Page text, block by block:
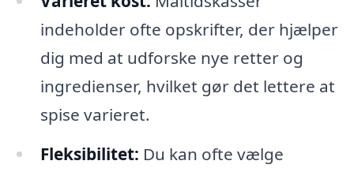
indeholder ofte opskrifter, der hjælper
dig med at udforske nye retter og
ingredienser, hvilket gør det lettere at
spise varieret.
Fleksibilitet: Du kan ofte vælge